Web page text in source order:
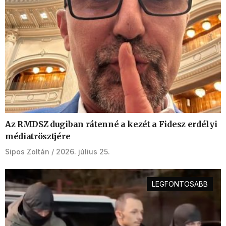
Az RMDSZ dugiban rátenné a kezét a Fidesz erdélyi
médiatrösztjére
Sipos Zoltán 2026. július 25.
LEGFONTOSABB